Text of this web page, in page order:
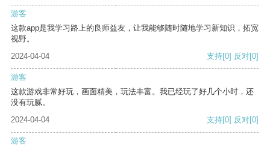
游客
这款app是我学习路上的良师益友，让我能够随时随地学习新知识，拓宽
视野。
2024-04-04
支持[0] 反对[0]
游客
这款游戏非常好玩，画面精美，玩法丰富。我已经玩了好几个小时，还
没有玩腻。
2024-04-04
支持[0] 反对[0]
游客